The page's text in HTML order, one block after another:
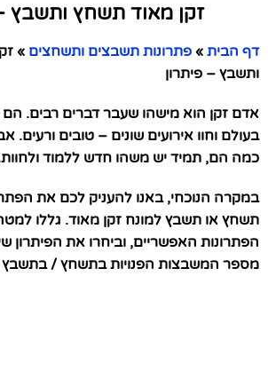
זקן מאוד תשחץ ותשבץ
דף הבית » פתרונות תשבצים ותשחצים »
ותשבץ – פיתרון
אדם זקן הוא מישהו שעבר דברים רבים. הם
בעולם וחוו אירועים שונים – טובים ורעים.
כמה הם, תמיד יש משהו חדש ללמוד
במקרה הנוכחי, באנו להעניק לכם את
תשחץ או תשבץ למונח זקן מאוד. גללו
הפתרונות האפשריים, וביחרו את הפיתרון
מספר המשבצות הפנויות בתשחץ /